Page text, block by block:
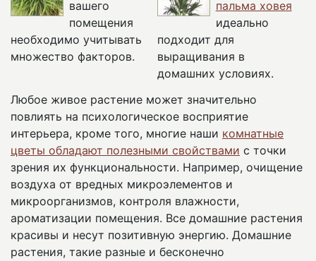
вашего
помещения
необходимо учитывать
множество факторов.
пальма ховея
идеально
подходит для
выращивания в
домашних условиях.
Любое живое растение может значительно
повлиять на психологическое восприятие
интерьера, кроме того, многие наши комнатные
цветы обладают полезными свойствами с точки
зрения их функциональности. Например, очищение
воздуха от вредных микроэлементов и
микроорганизмов, контроля влажности,
ароматизации помещения. Все домашние растения
красивы и несут позитивную энергию. Домашние
растения, такие разные и бесконечно